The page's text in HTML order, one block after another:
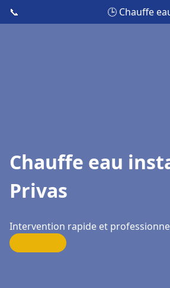
📞 🕒 Chauffe
Chauffe eau
Privas
Intervention rapide et